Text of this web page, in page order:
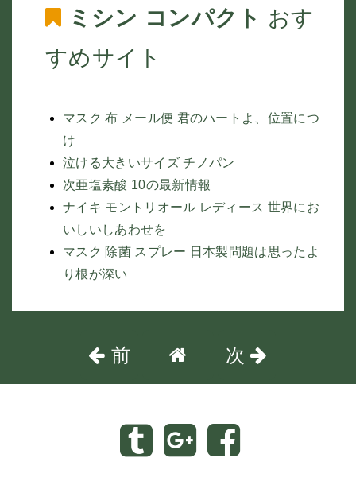
ミシン コンパクト おす
すめサイト
マスク 布 メール便 君のハートよ、位置につ
け
泣ける大きいサイズ チノパン
次亜塩素酸 10の最新情報
ナイキ モントリオール レディース 世界にお
いしいしあわせを
マスク 除菌 スプレー 日本製問題は思ったよ
り根が深い
前 次